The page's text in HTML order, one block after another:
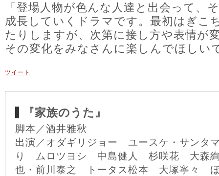
「登場人物が色んな人達と出会って、
成長していくドラマです。最初はぎこ
たりしますが、次第に接し方や表情が
その変化をみなさんに楽しんでほしい
ツイート
『家族のうた』
脚本／酒井雅秋
出演／オダギリジョー ユースケ・サンタ
り ムロツヨシ 中島健人 杉咲花 大森
也・前川泰之 トータス松本 大塚寧々